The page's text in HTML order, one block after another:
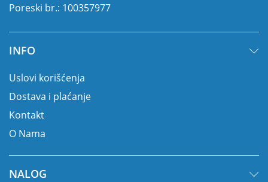
Poreski br.: 100357977
INFO
Uslovi korišćenja
Dostava i plaćanje
Kontakt
O Nama
NALOG